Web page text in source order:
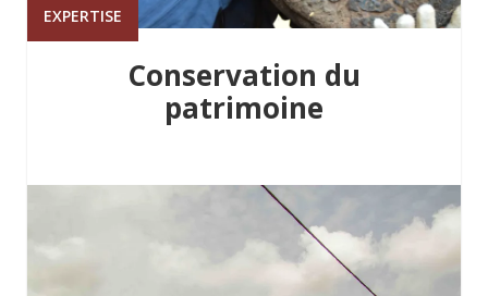
EXPERTISE
Conservation du
patrimoine